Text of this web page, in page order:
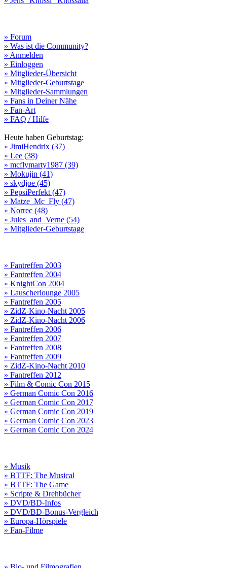
» Forum
» Was ist die Community?
» Anmelden
» Einloggen
» Mitglieder-Übersicht
» Mitglieder-Geburtstage
» Mitglieder-Sammlungen
» Fans in Deiner Nähe
» Fan-Art
» FAQ / Hilfe
Heute haben Geburtstag:
» JimiHendrix (37)
» Lee (38)
» mcflymarty1987 (39)
» Mokujin (41)
» skydjoe (45)
» PepsiPerfekt (47)
» Matze_Mc_Fly (47)
» Norrec (48)
» Jules_and_Verne (54)
» Mitglieder-Geburtstage
» Fantreffen 2003
» Fantreffen 2004
» KnightCon 2004
» Lauscherlounge 2005
» Fantreffen 2005
» ZidZ-Kino-Nacht 2005
» ZidZ-Kino-Nacht 2006
» Fantreffen 2006
» Fantreffen 2007
» Fantreffen 2008
» Fantreffen 2009
» ZidZ-Kino-Nacht 2010
» Fantreffen 2012
» Film & Comic Con 2015
» German Comic Con 2016
» German Comic Con 2017
» German Comic Con 2019
» German Comic Con 2023
» German Comic Con 2024
» Musik
» BTTF: The Musical
» BTTF: The Game
» Scripte & Drehbücher
» DVD/BD-Infos
» DVD/BD-Bonus-Vergleich
» Europa-Hörspiele
» Fan-Filme